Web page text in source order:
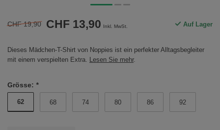
CHF 19,90 CHF 13,90 Inkl. MwSt. Auf Lager
Dieses Mädchen-T-Shirt von Noppies ist ein perfekter Alltagsbegleiter
mit einem verspielten Extra. Lesen Sie mehr.
Grösse: *
62 68 74 80 86 92